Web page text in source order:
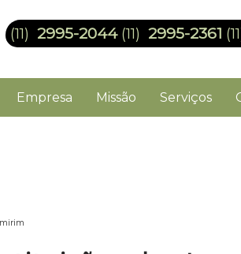
Empresa Missão Serviços
(11) 2995-2044 (11) 2995-2361